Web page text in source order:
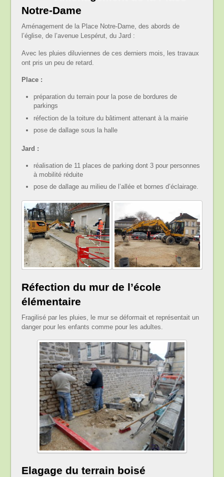
Notre-Dame
Aménagement de la Place Notre-Dame, des abords de
l’église, de l’avenue Lespérut, du Jard :
Avec les pluies diluviennes de ces derniers mois, les travaux
ont pris un peu de retard.
Place :
préparation du terrain pour la pose de bordures de
parkings
réfection de la toiture du bâtiment attenant à la mairie
pose de dallage sous la halle
Jard :
réalisation de 11 places de parking dont 3 pour personnes
à mobilité réduite
pose de dallage au milieu de l’allée et bornes d’éclairage.
Réfection du mur de l’école
élémentaire
Fragilisé par les pluies, le mur se déformait et représentait un
danger pour les enfants comme pour les adultes.
Elagage du terrain boisé